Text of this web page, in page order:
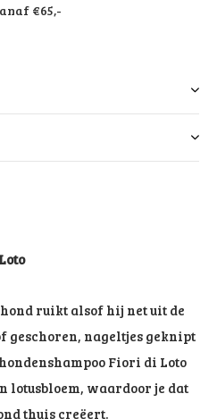
€65,-
ruikt alsof hij net uit de
geschoren, nageltjes geknipt
Fiori di Loto
lotusbloem, waardoor je dat
thuis creëert.